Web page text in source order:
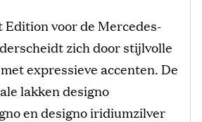
voor de Mercedes-
zich door stijlvolle
expressieve accenten. De
lakken designo
en designo iridiumzilver